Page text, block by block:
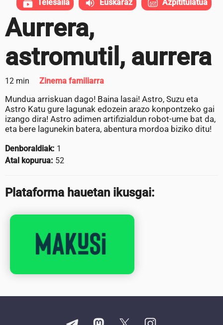
Aurrera,
astromutil, aurrera
12 min Zinema familiarra
Mundua arriskuan dago! Baina lasai! Astro, Suzu eta
Astro Katu gure lagunak edozein arazo konpontzeko gai
izango dira! Astro adimen artifizialdun robot-ume bat da,
eta bere lagunekin batera, abentura mordoa biziko ditu!
Denboraldiak: 1
Atal kopurua: 52
Plataforma hauetan ikusgai:
Telesaila Euskaraz Azpititulatua